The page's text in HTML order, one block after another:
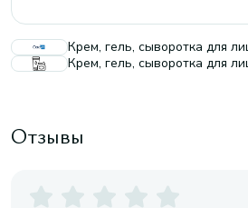
Крем, гель, сыворотка для
Крем, гель, сыворотка для
Отзывы